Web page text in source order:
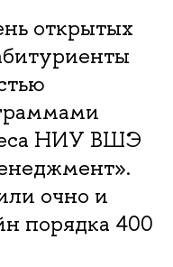
открытых
НИУ ВШЭ
очно и
порядка 400